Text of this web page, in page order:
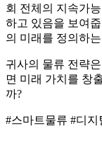
회 전체의 지속가
하고 있음을 보여
의 미래를 정의하
귀사의 물류 전략
면 미래 가치를 창
까?
#스마트물류 #디지